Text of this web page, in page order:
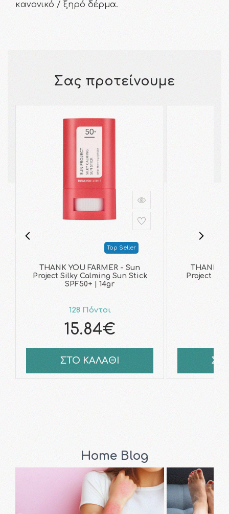
κανονικό / ξηρό δέρμα.
Σας προτείνουμε
Top Seller
THANK YOU FARMER - Sun
Project Silky Calming Sun Stick
SPF50+ | 14gr
128 Πόντοι
15.84€
ΣΤΟ ΚΑΛΑΘΙ
THANK
Project
Home Blog